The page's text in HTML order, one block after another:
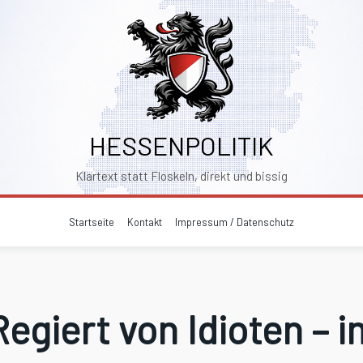
HESSENPOLITIK
Klartext statt Floskeln, direkt und bissig
Startseite Kontakt Impressum / Datenschutz
von Idioten –